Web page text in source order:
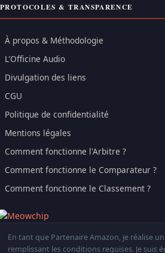
PROTOCOLES & TRANSPARENCE
À propos & Méthodologie
L'Officine Audio
Divulgation des liens
CGU
Politique de confidentialité
Mentions légales
Comment fonctionne l'Arbitre ?
Comment fonctionne le Comparateur ?
Comment fonctionne le Classement ?
En tant que Partenaire Amazon, je réalise
remplissant les conditions requises. Je suis